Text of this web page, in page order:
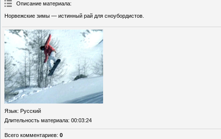
Описание материала:
Норвежские зимы — истинный рай для сноубордистов.
Язык: Русский
Длительность материала: 00:03:24
Всего комментариев: 0